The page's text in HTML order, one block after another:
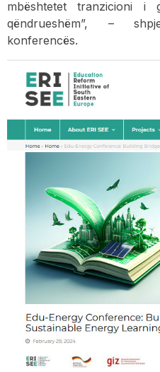
mbështetet tranzicioni i
qëndrueshëm”, –
konferencës.